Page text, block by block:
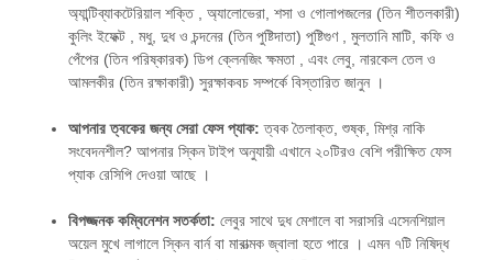
অ্যান্টিব্যাকটেরিয়াল শক্তি
, অ্যালোভেরা, শসা ও গোলাপজলের (তিন শীতলকারী)
কুলিং ইফেক্ট
, মধু, দুধ ও চন্দনের (তিন পুষ্টিদাতা) পুষ্টিগুণ
, মুলতানি মাটি, কফি ও
পেঁপের (তিন পরিষ্কারক) ডিপ ক্লেনজিং ক্ষমতা
, এবং লেবু, নারকেল তেল ও
আমলকীর (তিন রক্ষাকারী) সুরক্ষাকবচ সম্পর্কে বিস্তারিত জানুন ।
আপনার ত্বকের জন্য সেরা ফেস প্যাক: ত্বক তৈলাক্ত, শুষ্ক, মিশ্র নাকি
সংবেদনশীল? আপনার স্কিন টাইপ অনুযায়ী এখানে ২০টিরও বেশি পরীক্ষিত ফেস
প্যাক রেসিপি দেওয়া আছে ।
বিপজ্জনক কম্বিনেশন সতর্কতা: লেবুর সাথে দুধ মেশালে বা সরাসরি এসেনশিয়াল
অয়েল মুখে লাগালে স্কিন বার্ন বা মারাত্মক জ্বালা হতে পারে । এমন ৭টি নিষিদ্ধ